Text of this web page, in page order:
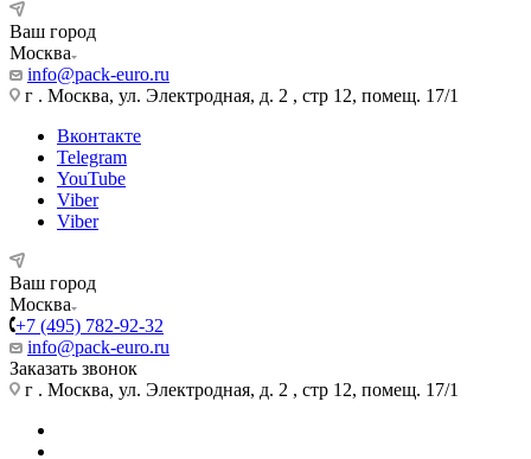
Ваш город
Москва
info@pack-euro.ru
г . Москва, ул. Электродная, д. 2 , стр 12, помещ. 17/1
Вконтакте
Telegram
YouTube
Viber
Viber
Ваш город
Москва
+7 (495) 782-92-32
info@pack-euro.ru
Заказать звонок
г . Москва, ул. Электродная, д. 2 , стр 12, помещ. 17/1